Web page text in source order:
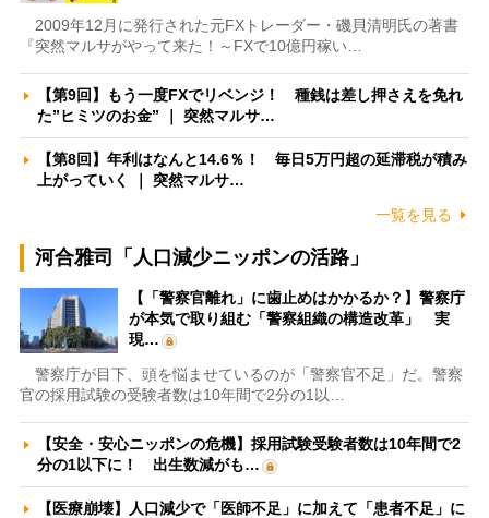
2009年12月に発行された元FXトレーダー・磯貝清明氏の著書
『突然マルサがやって来た！～FXで10億円稼い…
【第9回】もう一度FXでリベンジ！ 種銭は差し押さえを免れ
た”ヒミツのお金” ｜ 突然マルサ…
【第8回】年利はなんと14.6％！ 毎日5万円超の延滞税が積み
上がっていく ｜ 突然マルサ…
一覧を見る
河合雅司「人口減少ニッポンの活路」
【「警察官離れ」に歯止めはかかるか？】警察庁
が本気で取り組む「警察組織の構造改革」 実
現…
警察庁が目下、頭を悩ませているのが「警察官不足」だ。警察
官の採用試験の受験者数は10年間で2分の1以…
【安全・安心ニッポンの危機】採用試験受験者数は10年間で2
分の1以下に！ 出生数減がも…
【医療崩壊】人口減少で「医師不足」に加えて「患者不足」に